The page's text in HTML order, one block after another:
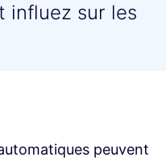
influez sur les
peuvent